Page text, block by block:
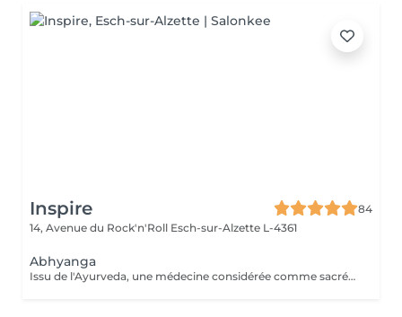
Inspire
84
14, Avenue du Rock'n'Roll Esch-sur-Alzette L-4361
Abhyanga
Issu de l'Ayurveda, une médecine considérée comme sacrée en Inde, le massage Abhyanga, pratiqué à l'huile de sésame Bio, agit sur l'énergie vitale. Il permet de réharmoniser et revitaliser le corps tout en apaisant l'esprit. Un excellent moyen pour retrouveréquilibre et sérénité.